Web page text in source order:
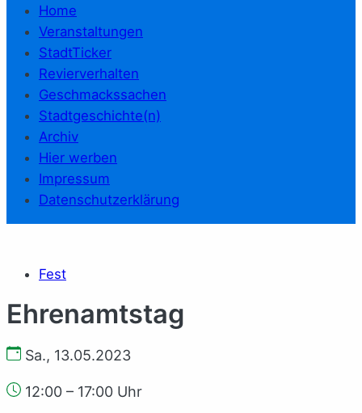
Home
Veranstaltungen
StadtTicker
Revierverhalten
Geschmackssachen
Stadtgeschichte(n)
Archiv
Hier werben
Impressum
Datenschutzerklärung
Fest
Ehrenamtstag
Sa., 13.05.2023
12:00 – 17:00 Uhr